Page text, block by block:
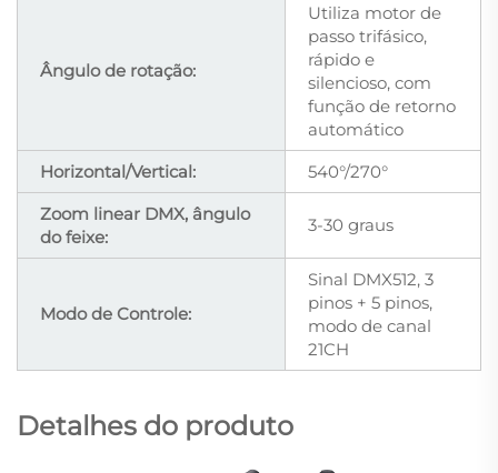
Ângulo de rotação:
Utiliza motor de
passo trifásico,
rápido e
silencioso, com
função de retorno
automático
Horizontal/Vertical:
540°/270°
Zoom linear DMX, ângulo
do feixe:
3-30 graus
Modo de Controle:
Sinal DMX512, 3
pinos + 5 pinos,
modo de canal
21CH
Detalhes do produto